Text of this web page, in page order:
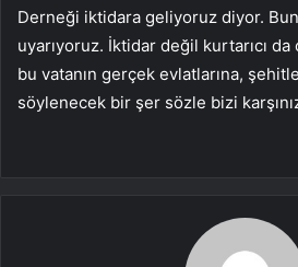
Derneği iktidara geliyoruz diyor.
uyarıyoruz. İktidar değil kurtarıcı
bu vatanın gerçek evlatlarına,
söylenecek bir şer sözle bizi